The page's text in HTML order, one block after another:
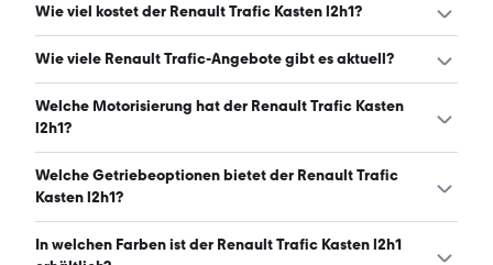
Wie viel kostet der Renault Trafic Kasten l2h1?
Ein guter Preis für einen Renault Trafic Kasten l2h1 liegt
ab 239 € monatlich. (Stand: 7.8.2026)
Wie viele Renault Trafic-Angebote gibt es aktuell?
Es gibt insgesamt 255 Renault Trafic bei mobile.de, davon
252 Gebraucht- und 3 Neuwagen. (Stand: 7.8.2026)
Welche Motorisierung hat der Renault Trafic Kasten
l2h1?
Der Renault Trafic Kasten l2h1 hat Leistungen zwischen 90
und 150 PS. (Stand: 7.8.2026)
Welche Getriebeoptionen bietet der Renault Trafic
Kasten l2h1?
Der Renault Trafic Kasten l2h1 ist mit manuellem und
In welchen Farben ist der Renault Trafic Kasten l2h1